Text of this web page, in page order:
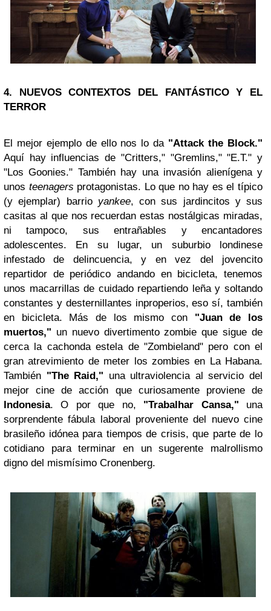
4. NUEVOS CONTEXTOS DEL FANTÁSTICO Y EL
TERROR
El mejor ejemplo de ello nos lo da "Attack the Block."
Aquí hay influencias de "Critters," "Gremlins," "E.T." y
"Los Goonies." También hay una invasión alienígena y
unos teenagers protagonistas. Lo que no hay es el típico
(y ejemplar) barrio yankee, con sus jardincitos y sus
casitas al que nos recuerdan estas nostálgicas miradas,
ni tampoco, sus entrañables y encantadores
adolescentes. En su lugar, un suburbio londinese
infestado de delincuencia, y en vez del jovencito
repartidor de periódico andando en bicicleta, tenemos
unos macarrillas de cuidado repartiendo leña y soltando
constantes y desternillantes inproperios, eso sí, también
en bicicleta. Más de los mismo con "Juan de los
muertos," un nuevo divertimento zombie que sigue de
cerca la cachonda estela de "Zombieland" pero con el
gran atrevimiento de meter los zombies en La Habana.
También "The Raid," una ultraviolencia al servicio del
mejor cine de acción que curiosamente proviene de
Indonesia. O por que no, "Trabalhar Cansa," una
sorprendente fábula laboral proveniente del nuevo cine
brasileño idónea para tiempos de crisis, que parte de lo
cotidiano para terminar en un sugerente malrollismo
digno del mismísimo Cronenberg.